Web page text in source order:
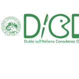
al
contenuto